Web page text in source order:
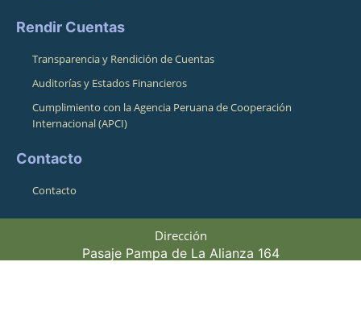
Rendir Cuentas
Transparencia y Rendición de Cuentas
Auditorías y Estados Financieros
Cumplimiento con la Agencia Peruana de Cooperación
Internacional (APCI)
Contacto
Contacto
Dirección
Pasaje Pampa de La Alianza 164